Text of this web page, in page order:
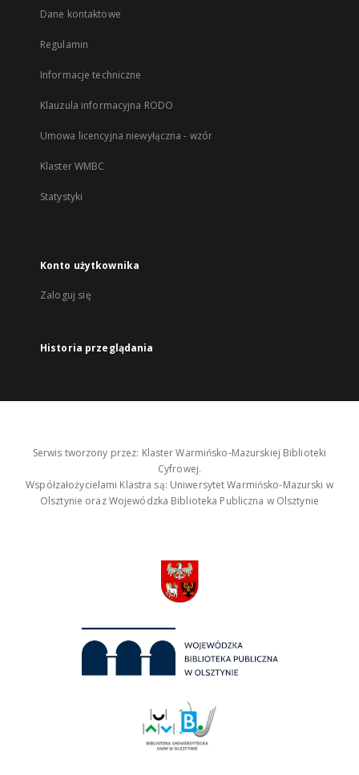
Dane kontaktowe
Regulamin
Informacje techniczne
Klauzula informacyjna RODO
Umowa licencyjna niewyłączna - wzór
Klaster WMBC
Statystyki
Konto użytkownika
Zaloguj się
Historia przeglądania
Serwis tworzony przez: Klaster Warmińsko-Mazurskiej Biblioteki
Cyfrowej.
Współzałożycielami Klastra są: Uniwersytet Warmińsko-Mazurski w
Olsztynie oraz Wojewódzka Biblioteka Publiczna w Olsztynie